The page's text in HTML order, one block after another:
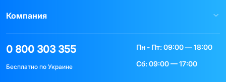
Компания
0 800 303 355
Бесплатно по Украине
Пн - Пт: 09:00 — 18:00
Сб: 09:00 — 17:00